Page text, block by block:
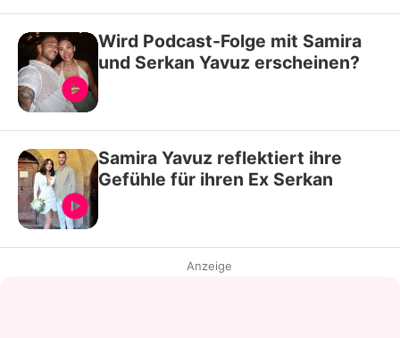
Wird Podcast-Folge mit Samira
und Serkan Yavuz erscheinen?
Samira Yavuz reflektiert ihre
Gefühle für ihren Ex Serkan
Anzeige